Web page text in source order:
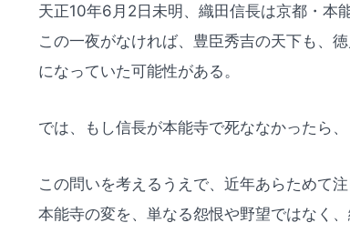
天正10年6月2日未明、織田信長は京都・本
この一夜がなければ、豊臣秀吉の天下も、
になっていた可能性がある。
では、もし信長が本能寺で死ななかったら
この問いを考えるうえで、近年あらためて
本能寺の変を、単なる怨恨や野望ではなく